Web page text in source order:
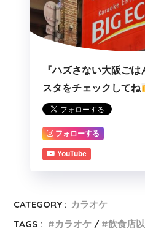
『ハズさない大阪ご
スタをチェックしてね
フォローする
YouTube
CATEGORY : カラオケ
TAGS :
カラオケ 飲食店